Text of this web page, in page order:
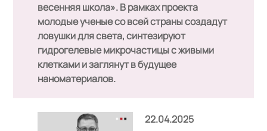
весенняя школа». В рамках проекта
молодые ученые со всей страны создадут
ловушки для света, синтезируют
гидрогелевые микрочастицы с живыми
клетками и заглянут в будущее
наноматериалов.
22.04.2025